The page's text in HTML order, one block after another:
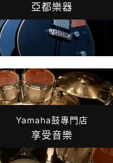
亞都樂器
Yamaha鼓專門店
享受音樂